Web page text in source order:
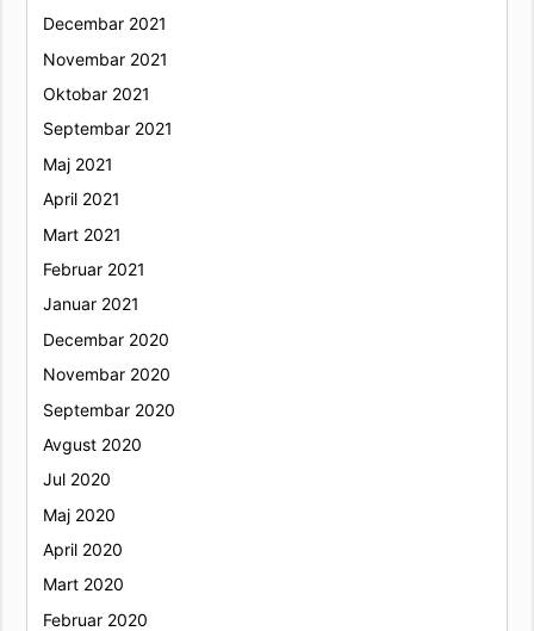
Decembar 2021
Novembar 2021
Oktobar 2021
Septembar 2021
Maj 2021
April 2021
Mart 2021
Februar 2021
Januar 2021
Decembar 2020
Novembar 2020
Septembar 2020
Avgust 2020
Jul 2020
Maj 2020
April 2020
Mart 2020
Februar 2020